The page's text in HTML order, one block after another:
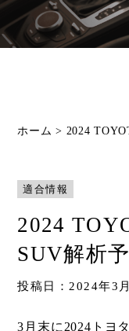
ホーム > 2024
適合情報
2024
SUV解析予
投稿日：2024年3
3月末に2024トヨ